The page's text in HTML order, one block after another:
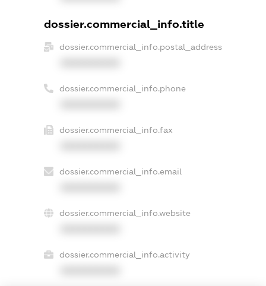
dossier.commercial_info.title
dossier.commercial_info.postal_address
dossier.commercial_info.phone
dossier.commercial_info.fax
dossier.commercial_info.email
dossier.commercial_info.website
dossier.commercial_info.activity